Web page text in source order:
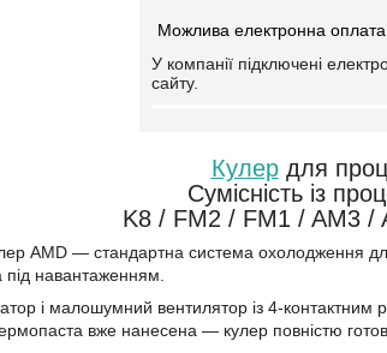
У компанії підключені
сайту.
Кулердля
Сумісність із
K8 / FM2 / FM1 / AM3 /
AMD — стандартна система охолодження
під навантаженням.
і малошумний вентилятор із 4-
вже нанесена — кулер повністю